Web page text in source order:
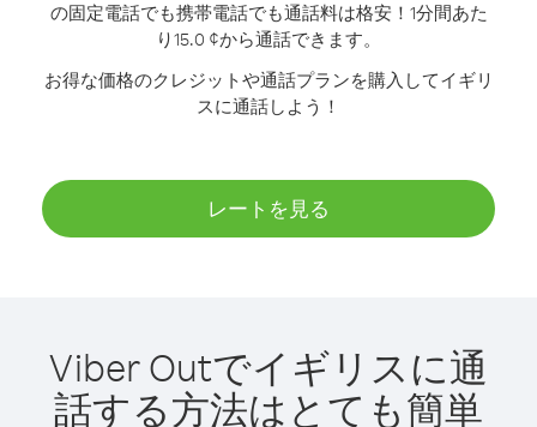
の固定電話でも携帯電話でも通話料は格安！1分間あた
り15.0 ¢から通話できます。
お得な価格のクレジットや通話プランを購入してイギリ
スに通話しよう！
レートを見る
Viber Outでイギリスに通
話する方法はとても簡単